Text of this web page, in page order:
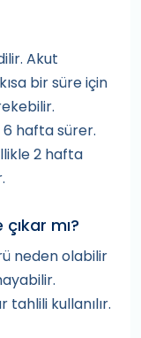
Akut
bir süre için
hafta sürer.
2 hafta
mı?
neden olabilir
kullanılır.